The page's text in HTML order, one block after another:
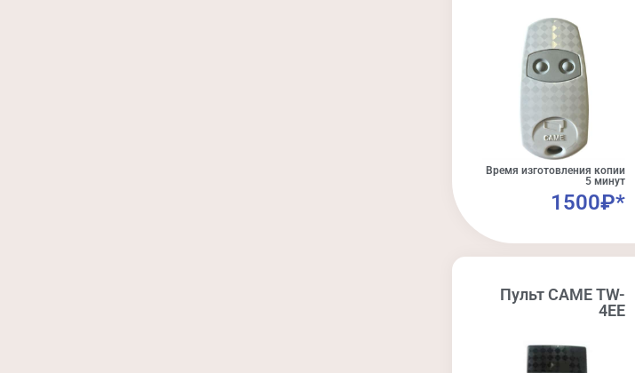
Время изготовления копии
5 минут
1500₽*
Пульт CAME TW-
4EE​